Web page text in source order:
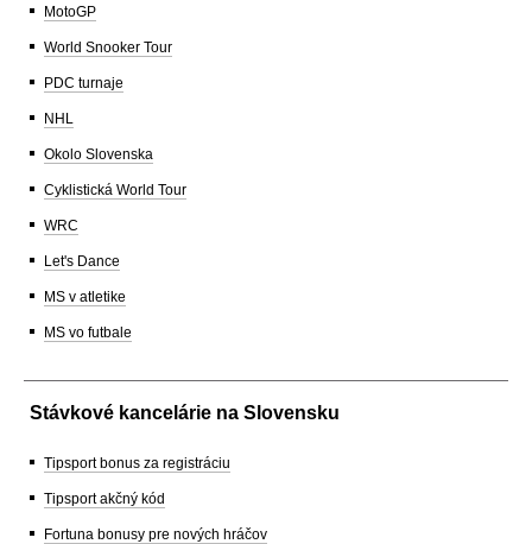
MotoGP
World Snooker Tour
PDC turnaje
NHL
Okolo Slovenska
Cyklistická World Tour
WRC
Let's Dance
MS v atletike
MS vo futbale
Stávkové kancelárie na Slovensku
Tipsport bonus za registráciu
Tipsport akčný kód
Fortuna bonusy pre nových hráčov